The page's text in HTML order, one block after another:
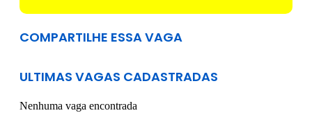
COMPARTILHE ESSA VAGA
ULTIMAS VAGAS CADASTRADAS
Nenhuma vaga encontrada